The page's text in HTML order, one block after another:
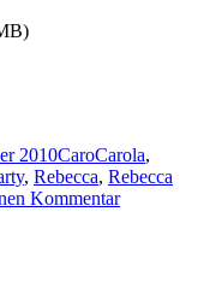
2010CaroCarola,
, Rebecca, Rebecca
Kommentarzu